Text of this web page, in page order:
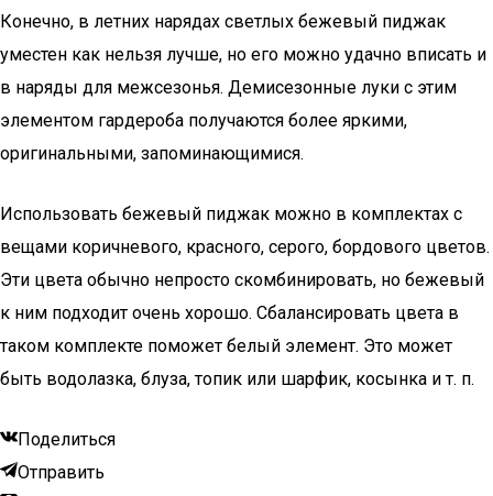
Конечно, в летних нарядах светлых бежевый пиджак
уместен как нельзя лучше, но его можно удачно вписать и
в наряды для межсезонья. Демисезонные луки с этим
элементом гардероба получаются более яркими,
оригинальными, запоминающимися.
Использовать бежевый пиджак можно в комплектах с
вещами коричневого, красного, серого, бордового цветов.
Эти цвета обычно непросто скомбинировать, но бежевый
к ним подходит очень хорошо. Сбалансировать цвета в
таком комплекте поможет белый элемент. Это может
быть водолазка, блуза, топик или шарфик, косынка и т. п.
Поделиться
Отправить